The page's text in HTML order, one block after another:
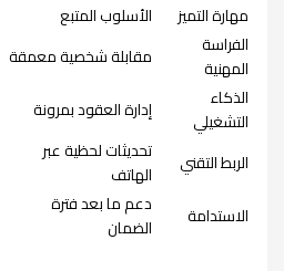
مهارة التميز الأسلوب المتبع
الفراسة
المهنية
مقابلة شخصية معمقة
الذكاء
التشغيلي
إدارة العقود بمرونة
الربط التقني
تحديثات لحظية عبر
الهاتف
الاستدامة
دعم ما بعد فترة
الضمان